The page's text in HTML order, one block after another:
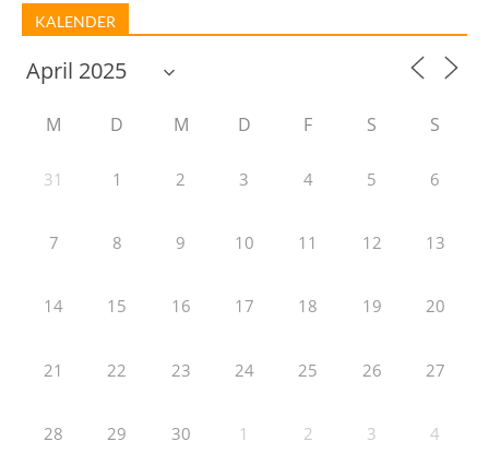
KALENDER
M D M D F S S
31 1 2 3 4 5 6
7 8 9 10 11 12 13
14 15 16 17 18 19 20
21 22 23 24 25 26 27
28 29 30 1 2 3 4